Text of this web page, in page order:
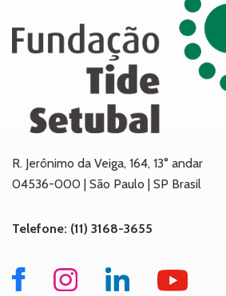
R. Jerônimo da Veiga, 164, 13° andar
04536-000 | São Paulo | SP Brasil
Telefone: (11) 3168-3655